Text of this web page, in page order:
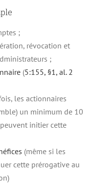
;
révocation et
;
(5:155, §1, al. 2
les actionnaires
un minimum de 10
initier cette
(même si les
cette prérogative au